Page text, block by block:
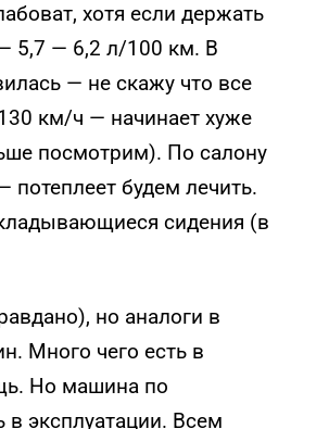
хотя если держать
5,7 — 6,2 л/100 км. В
— не скажу что все
км/ч — начинает хуже
посмотрим). По салону
будем лечить.
сидения (в
но аналоги в
Много чего есть в
Но машина по
эксплуатации. Всем